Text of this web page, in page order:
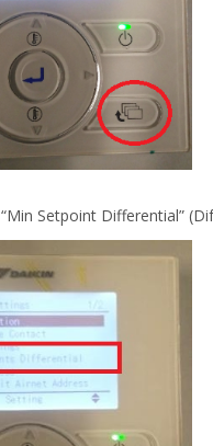
Setpoint Differential”